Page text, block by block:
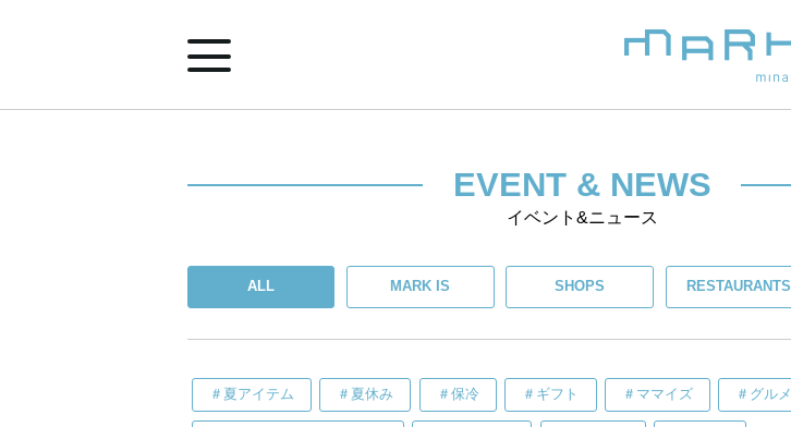
イベント&ニュース
みなとみらいポイントアプリ
EVENT & NEWS
イベント&ニュース
ALL MARK IS SHOPS RESTAURANTS
＃夏アイテム ＃夏休み ＃保冷 ＃ギフト ＃ママイズ ＃グルメ